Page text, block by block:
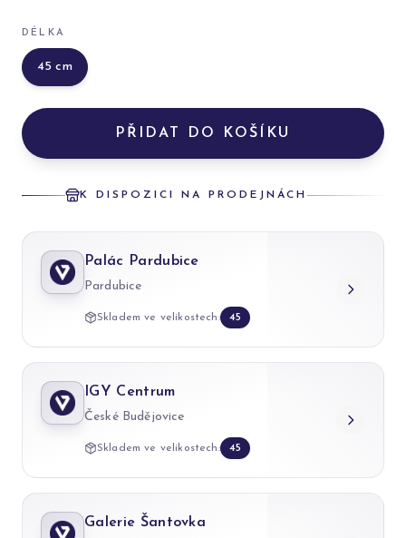
DÉLKA
45 cm
PŘIDAT DO KOŠÍKU
K DISPOZICI NA PRODEJNÁCH
Palác Pardubice
Pardubice
Skladem ve velikostech: 45
IGY Centrum
České Budějovice
Skladem ve velikostech: 45
Galerie Šantovka